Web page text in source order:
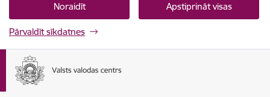
Noraidīt Apstiprināt visas
Pārvaldīt sīkdatnes